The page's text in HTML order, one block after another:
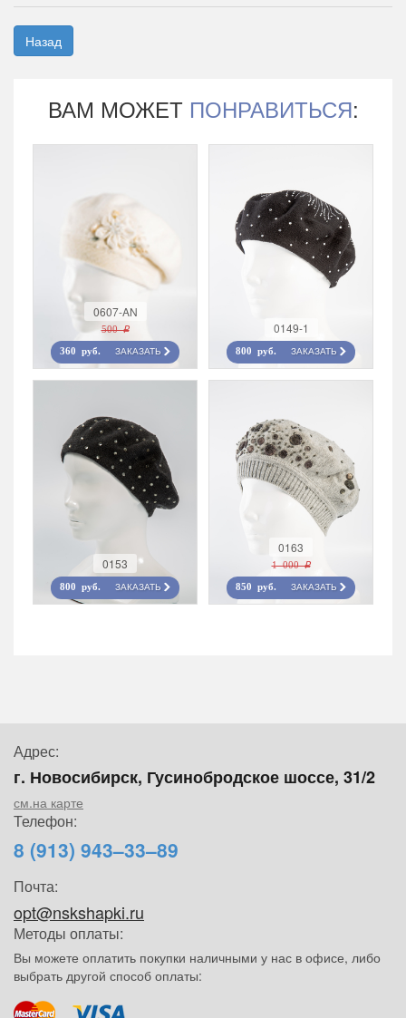
Назад
ВАМ МОЖЕТ ПОНРАВИТЬСЯ:
0607-AN
500 r
360 руб. ЗАКАЗАТЬ
0149-1
800 руб. ЗАКАЗАТЬ
0153
800 руб. ЗАКАЗАТЬ
0163
1 000 r
850 руб. ЗАКАЗАТЬ
Адрес:
г. Новосибирск, Гусинобродское шоссе, 31/2
см.на карте
Телефон:
8 (913) 943–33–89
Почта:
opt@nskshapki.ru
Методы оплаты:
Вы можете оплатить покупки наличными у нас в офисе, либо
выбрать другой способ оплаты: